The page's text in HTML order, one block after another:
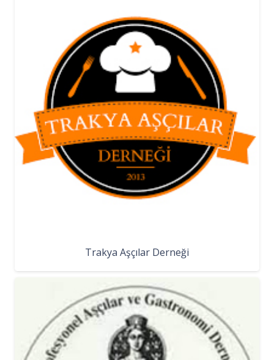
Trakya Aşçılar Derneği